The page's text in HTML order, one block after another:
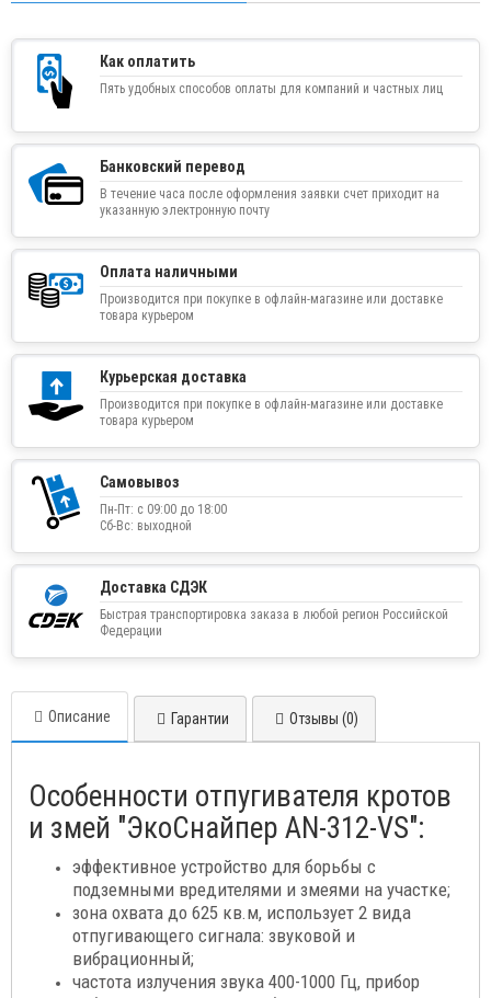
Как оплатить
Пять удобных способов оплаты для компаний и частных лиц
Банковский перевод
В течение часа после оформления заявки счет приходит на
указанную электронную почту
Оплата наличными
Производится при покупке в офлайн-магазине или доставке
товара курьером
Курьерская доставка
Производится при покупке в офлайн-магазине или доставке
товара курьером
Самовывоз
Пн-Пт: с 09:00 до 18:00
Сб-Вс: выходной
Доставка СДЭК
Быстрая транспортировка заказа в любой регион Российской
Федерации
Описание Гарантии Отзывы (0)
Особенности отпугивателя кротов
и змей "ЭкоСнайпер AN-312-VS":
эффективное устройство для борьбы с
подземными вредителями и змеями на участке;
зона охвата до 625 кв.м, использует 2 вида
отпугивающего сигнала: звуковой и
вибрационный;
частота излучения звука 400-1000 Гц, прибор